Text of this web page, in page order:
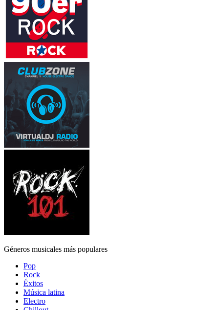
Géneros musicales más populares
Pop
Rock
Éxitos
Música latina
Electro